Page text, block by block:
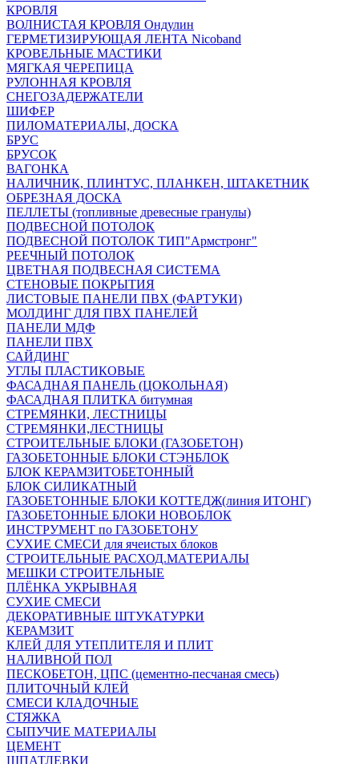
КРОВЛЯ
ВОЛНИСТАЯ КРОВЛЯ Ондулин
ГЕРМЕТИЗИРУЮЩАЯ ЛЕНТА Nicoband
КРОВЕЛЬНЫЕ МАСТИКИ
МЯГКАЯ ЧЕРЕПИЦА
РУЛОННАЯ КРОВЛЯ
СНЕГОЗАДЕРЖАТЕЛИ
ШИФЕР
ПИЛОМАТЕРИАЛЫ, ДОСКА
БРУС
БРУСОК
ВАГОНКА
НАЛИЧНИК, ПЛИНТУС, ПЛАНКЕН, ШТАКЕТНИК
ОБРЕЗНАЯ ДОСКА
ПЕЛЛЕТЫ (топливные древесные гранулы)
ПОДВЕСНОЙ ПОТОЛОК
ПОДВЕСНОЙ ПОТОЛОК ТИП"Армстронг"
РЕЕЧНЫЙ ПОТОЛОК
ЦВЕТНАЯ ПОДВЕСНАЯ СИСТЕМА
СТЕНОВЫЕ ПОКРЫТИЯ
ЛИСТОВЫЕ ПАНЕЛИ ПВХ (ФАРТУКИ)
МОЛДИНГ ДЛЯ ПВХ ПАНЕЛЕЙ
ПАНЕЛИ МДФ
ПАНЕЛИ ПВХ
САЙДИНГ
УГЛЫ ПЛАСТИКОВЫЕ
ФАСАДНАЯ ПАНЕЛЬ (ЦОКОЛЬНАЯ)
ФАСАДНАЯ ПЛИТКА битумная
СТРЕМЯНКИ, ЛЕСТНИЦЫ
СТРЕМЯНКИ,ЛЕСТНИЦЫ
СТРОИТЕЛЬНЫЕ БЛОКИ (ГАЗОБЕТОН)
ГАЗОБЕТОННЫЕ БЛОКИ СТЭНБЛОК
БЛОК КЕРАМЗИТОБЕТОННЫЙ
БЛОК СИЛИКАТНЫЙ
ГАЗОБЕТОННЫЕ БЛОКИ КОТТЕДЖ(линия ИТОНГ)
ГАЗОБЕТОННЫЕ БЛОКИ НОВОБЛОК
ИНСТРУМЕНТ по ГАЗОБЕТОНУ
СУХИЕ СМЕСИ для ячеистых блоков
СТРОИТЕЛЬНЫЕ РАСХОД.МАТЕРИАЛЫ
МЕШКИ СТРОИТЕЛЬНЫЕ
ПЛЁНКА УКРЫВНАЯ
СУХИЕ СМЕСИ
ДЕКОРАТИВНЫЕ ШТУКАТУРКИ
КЕРАМЗИТ
КЛЕЙ ДЛЯ УТЕПЛИТЕЛЯ И ПЛИТ
НАЛИВНОЙ ПОЛ
ПЕСКОБЕТОН, ЦПС (цементно-песчаная смесь)
ПЛИТОЧНЫЙ КЛЕЙ
СМЕСИ КЛАДОЧНЫЕ
СТЯЖКА
СЫПУЧИЕ МАТЕРИАЛЫ
ЦЕМЕНТ
ШПАТЛЕВКИ